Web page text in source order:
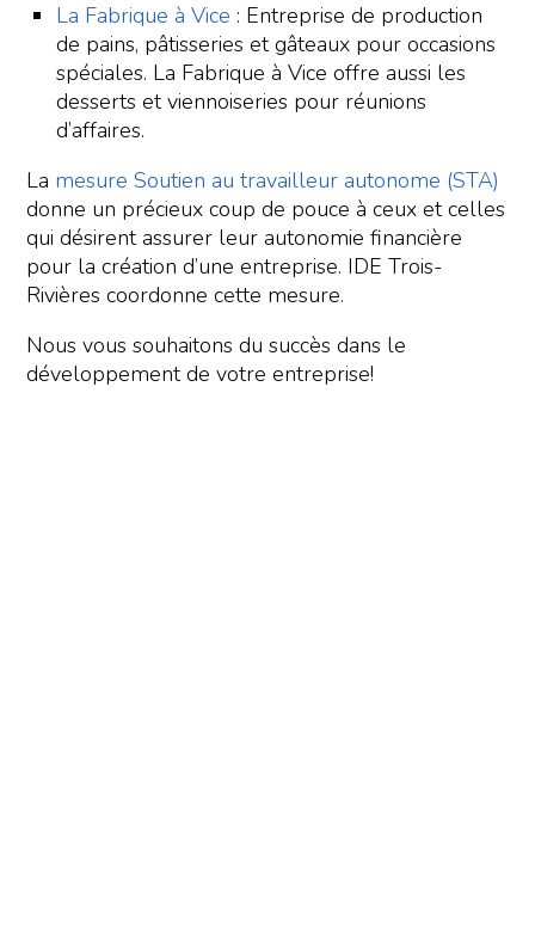
La Fabrique à Vice : Entreprise de production
de pains, pâtisseries et gâteaux pour occasions
spéciales. La Fabrique à Vice offre aussi les
desserts et viennoiseries pour réunions
d’affaires.
La mesure Soutien au travailleur autonome (STA)
donne un précieux coup de pouce à ceux et celles
qui désirent assurer leur autonomie financière
pour la création d’une entreprise. IDE Trois-
Rivières coordonne cette mesure.
Nous vous souhaitons du succès dans le
développement de votre entreprise!